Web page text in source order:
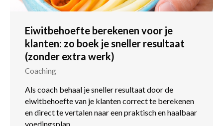
Eiwitbehoefte berekenen voor je
klanten: zo boek je sneller resultaat
(zonder extra werk)
Coaching
Als coach behaal je sneller resultaat door de
eiwitbehoefte van je klanten correct te berekenen
en direct te vertalen naar een praktisch en haalbaar
voedingsplan.